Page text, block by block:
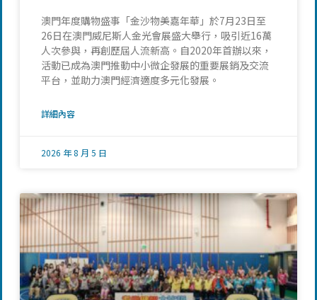
澳門年度購物盛事「金沙物美嘉年華」於7月23日至
26日在澳門威尼斯人金光會展盛大舉行，吸引近16萬
人次參與，再創歷屆人流新高。自2020年首辦以來，
活動已成為澳門推動中小微企發展的重要展銷及交流
平台，並助力澳門經濟適度多元化發展。
詳細內容
2026 年 8 月 5 日